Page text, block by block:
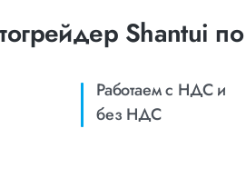
Shantui
Работаем с НДС и
без НДС